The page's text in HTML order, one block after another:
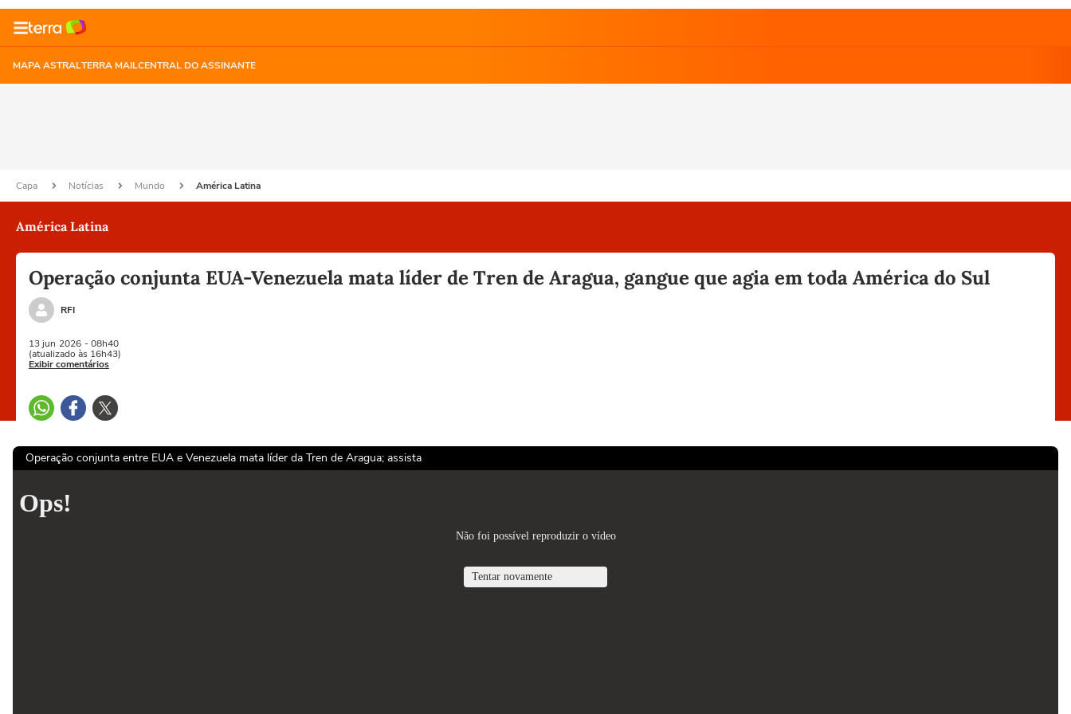
MAPA ASTRALTERRA MAILCENTRAL DO ASSINANTE
Capa Notícias Mundo América Latina
América Latina
Operação conjunta EUA-Venezuela mata líder de Tren de Aragua, gangue que agia em toda América do Sul
RFI
13 jun 2026 - 08h40
(atualizado às 16h43)
Exibir comentários
Operação conjunta entre EUA e Venezuela mata líder da Tren de Aragua; assista